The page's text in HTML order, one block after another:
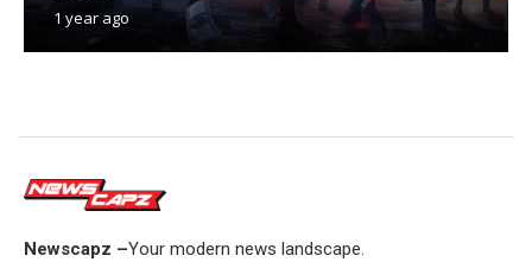
1 year ago
Newscapz –Your modern news landscape.